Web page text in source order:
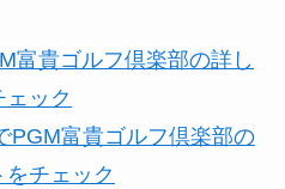
富貴ゴルフ倶楽部の詳し
ック
PGM富貴ゴルフ倶楽部の
チェック